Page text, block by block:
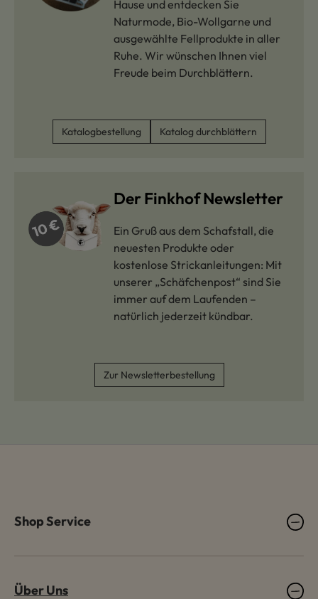
Hause und entdecken Sie
Naturmode, Bio-Wollgarne und
ausgewählte Fellprodukte in aller
Ruhe. Wir wünschen Ihnen viel
Freude beim Durchblättern.
Katalogbestellung Katalog durchblättern
Der Finkhof Newsletter
Ein Gruß aus dem Schafstall, die
neuesten Produkte oder
kostenlose Strickanleitungen: Mit
unserer „Schäfchenpost“ sind Sie
immer auf dem Laufenden –
natürlich jederzeit kündbar.
Zur Newsletterbestellung
Shop Service
Über Uns